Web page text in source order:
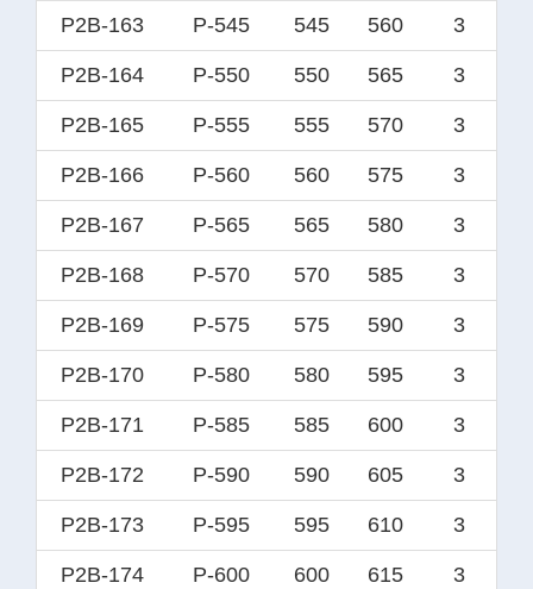
P2B-163 P-545 545 560 3
P2B-164 P-550 550 565 3
P2B-165 P-555 555 570 3
P2B-166 P-560 560 575 3
P2B-167 P-565 565 580 3
P2B-168 P-570 570 585 3
P2B-169 P-575 575 590 3
P2B-170 P-580 580 595 3
P2B-171 P-585 585 600 3
P2B-172 P-590 590 605 3
P2B-173 P-595 595 610 3
P2B-174 P-600 600 615 3